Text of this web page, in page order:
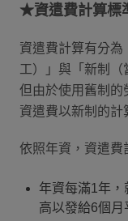
★資遣費計算標
資遣費計算有分
工）」與「新制（
但由於使用舊制的
資遣費以新制的計
依照年資，資遣費
年資每滿1年
高以發給6個月